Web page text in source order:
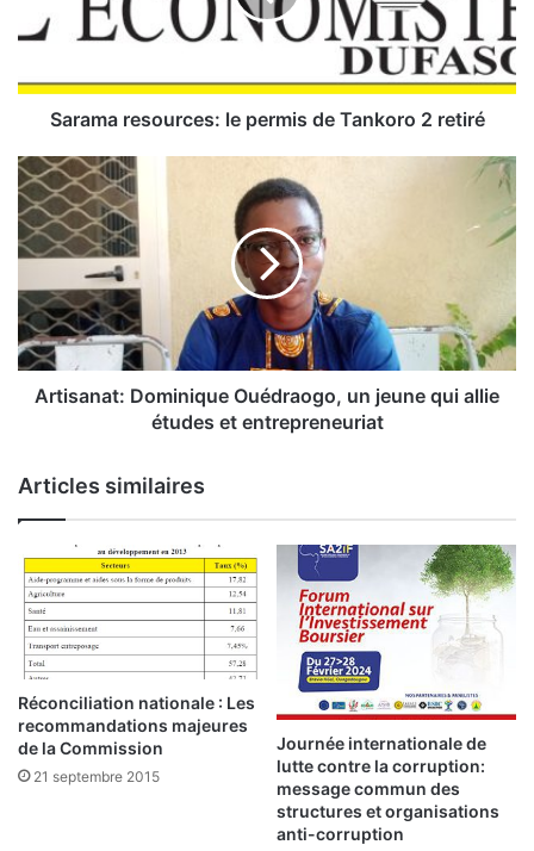
r
s
r
c
e
s
:
l
e
p
e
d
e
a
n
k
o
o
r
e
Sarama resources: le permis de Tankoro 2 retiré
A
r
t
i
a
n
a
t
i
n
q
u
e
O
u
é
d
r
a
Artisanat: Dominique Ouédraogo, un jeune qui allie
études et entrepreneuriat
Articles similaires
Réconciliation nationale : Les
recommandations majeures
de la Commission
21 septembre 2015
Journée internationale de
lutte contre la corruption:
message commun des
structures et organisations
anti-corruption